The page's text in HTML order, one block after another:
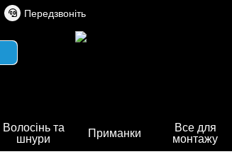
Передзвоніть
Волосінь та
шнури
Приманки
Все для
монтажу